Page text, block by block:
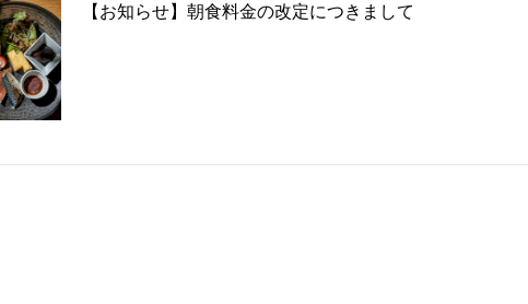
【お知らせ】朝食料金の改定につきまして